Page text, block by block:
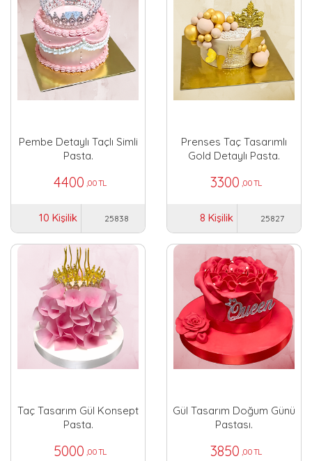
Pembe Detaylı Taçlı Simli
Pasta.
4400 ,00 TL
10 Kişilik 25838
Prenses Taç Tasarımlı
Gold Detaylı Pasta.
3300 ,00 TL
8 Kişilik 25827
Taç Tasarım Gül Konsept
Pasta.
5000 ,00 TL
Gül Tasarım Doğum Günü
Pastası.
3850 ,00 TL